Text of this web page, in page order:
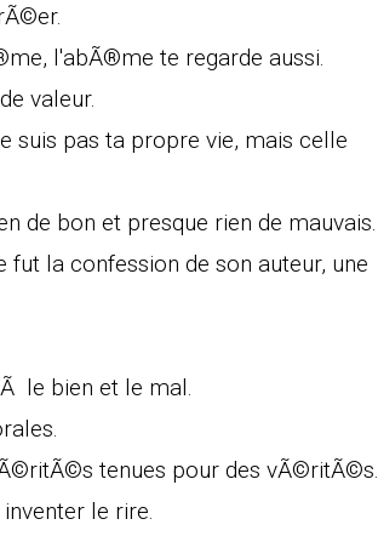
l'abÃ®me te regarde aussi.
valeur.
suis pas ta propre vie, mais celle
de bon et presque rien de mauvais.
la confession de son auteur, une
le bien et le mal.
tenues pour des vÃ©ritÃ©s.
le rire.